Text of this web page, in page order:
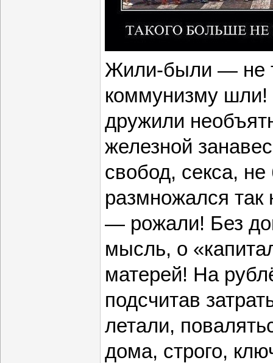
Жили-были — не
коммунизму шли!
дружили
железной
свобод, секса,
размножался так
— рожали! Без
мысль, о
матерей! На
подсчитав
летали,
дома, строго,